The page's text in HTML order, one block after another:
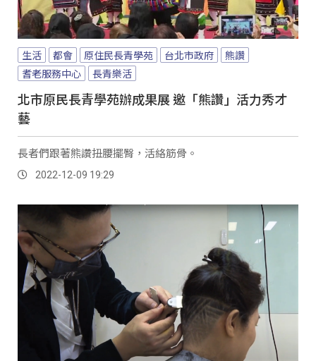
生活 都會 原住民長青學苑 台北市政府
熊讚
耆老服務中心
長青樂活
北市原民長青學苑辦成果展 邀「熊讚」活力秀才
藝
長者們跟著熊讚扭腰擺臀，活絡筋骨。
2022-12-09 19:29